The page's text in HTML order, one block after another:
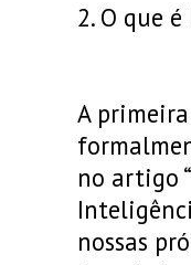
2. O que
A
no artigo
nossas